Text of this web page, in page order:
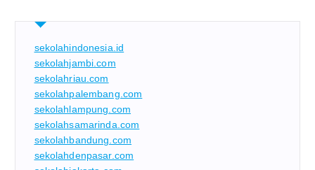
sekolahindonesia.id
sekolahjambi.com
sekolahriau.com
sekolahpalembang.com
sekolahlampung.com
sekolahsamarinda.com
sekolahbandung.com
sekolahdenpasar.com